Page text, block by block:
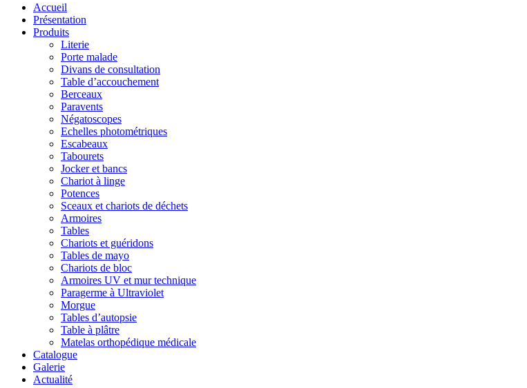
Accueil
Présentation
Produits
Literie
Porte malade
Divans de consultation
Table d’accouchement
Berceaux
Paravents
Négatoscopes
Echelles photométriques
Escabeaux
Tabourets
Jocker et bancs
Chariot à linge
Potences
Sceaux et chariots de déchets
Armoires
Tables
Chariots et guéridons
Tables de mayo
Chariots de bloc
Armoires UV et mur technique
Paragerme à Ultraviolet
Morgue
Tables d’autopsie
Table à plâtre
Matelas orthopédique médicale
Catalogue
Galerie
Actualité